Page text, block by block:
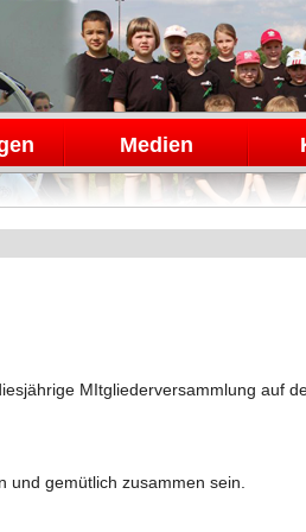
Medien
MItgliederversammlung auf
und gemütlich zusammen sein.